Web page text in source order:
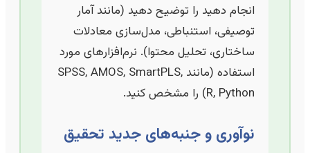
انجام دهید را توضیح دهید (مانند آمار
توصیفی، استنباطی، مدل‌سازی معادلات
ساختاری، تحلیل محتوا). نرم‌افزارهای مورد
استفاده (مانند SPSS, AMOS, SmartPLS,
R, Python) را مشخص کنید.
نوآوری و جنبه‌های جدید تحقیق